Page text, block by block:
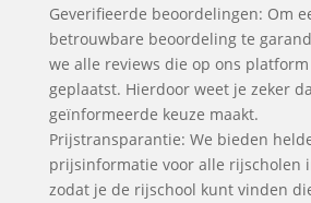
Geverifieerde beoordelingen: Om
betrouwbare beoordeling te
we alle reviews die op ons
geplaatst. Hierdoor weet je zeker
geïnformeerde keuze maakt.
Prijstransparantie: We bieden
prijsinformatie voor alle rijscholen
zodat je de rijschool kunt vinden